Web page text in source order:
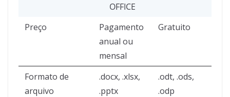
OFFICE
Preço
Pagamento
anual ou
mensal
Gratuito
Formato de
arquivo
.docx, .xlsx,
.pptx
.odt, .ods,
.odp